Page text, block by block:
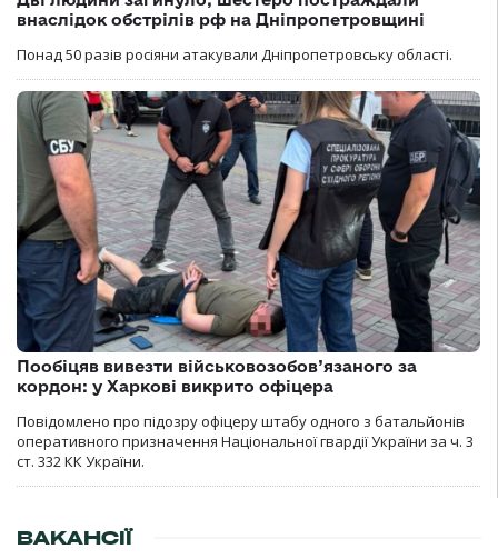
внаслідок обстрілів рф на Дніпропетровщині
Понад 50 разів росіяни атакували Дніпропетровську області.
Пообіцяв вивезти військовозобов’язаного за
кордон: у Харкові викрито офіцера
Повідомлено про підозру офіцеру штабу одного з батальйонів
оперативного призначення Національної гвардії України за ч. 3
ст. 332 КК України.
ВАКАНСІЇ